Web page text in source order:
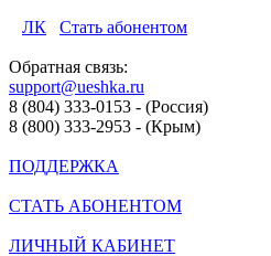
ЛК
Стать абонентом
Обратная связь:
support@ueshka.ru
8 (804) 333-0153 - (Россия)
8 (800) 333-2953 - (Крым)
ПОДДЕРЖКА
СТАТЬ АБОНЕНТОМ
ЛИЧНЫЙ КАБИНЕТ